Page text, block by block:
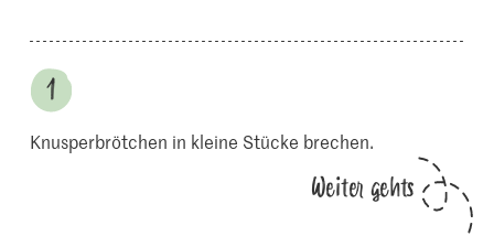
Knusperbrötchen in kleine Stücke brechen.
Weiter gehts